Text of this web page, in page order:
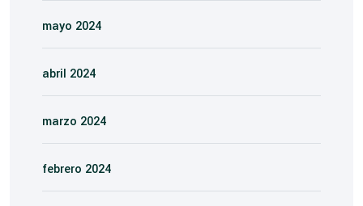
mayo 2024
abril 2024
marzo 2024
febrero 2024